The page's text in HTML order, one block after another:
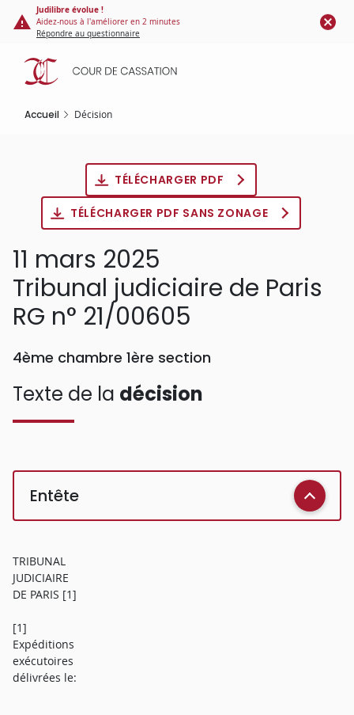
Panneau de gestion des cookies
contenu
principal
Judilibre évolue !
Aidez-nous à l'améliorer en 2 minutes
Répondre au questionnaire
Accueil Décision
TÉLÉCHARGER PDF
TÉLÉCHARGER PDF SANS ZONAGE
11 mars 2025
Tribunal judiciaire de Paris
RG n° 21/00605
4ème chambre 1ère section
Texte de la décision
Entête
TRIBUNAL
JUDICIAIRE
DE PARIS [1]
[1]
Expéditions
exécutoires
délivrées le: